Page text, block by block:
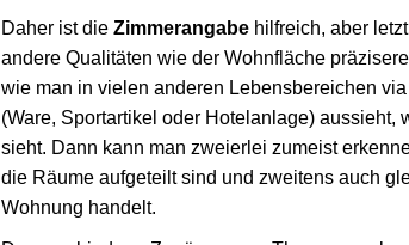
Daher ist die Zimmerangabe hilfreich, aber
andere Qualitäten wie der Wohnfläche
wie man in vielen anderen Lebensbereichen
(Ware, Sportartikel oder Hotelanlage)
sieht. Dann kann man zweierlei zumeist
die Räume aufgeteilt sind und zweitens auch
Wohnung handelt.